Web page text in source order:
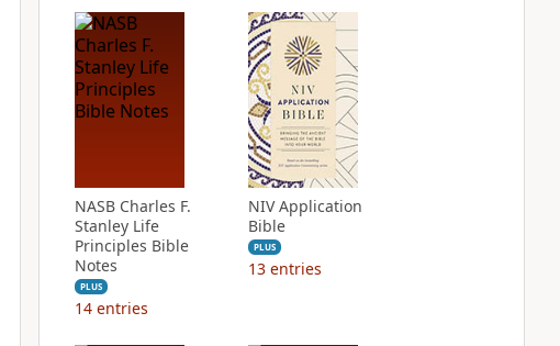
NASB Charles F.
Stanley Life
Principles Bible
Notes
PLUS
14 entries
NIV Application
Bible
PLUS
13 entries